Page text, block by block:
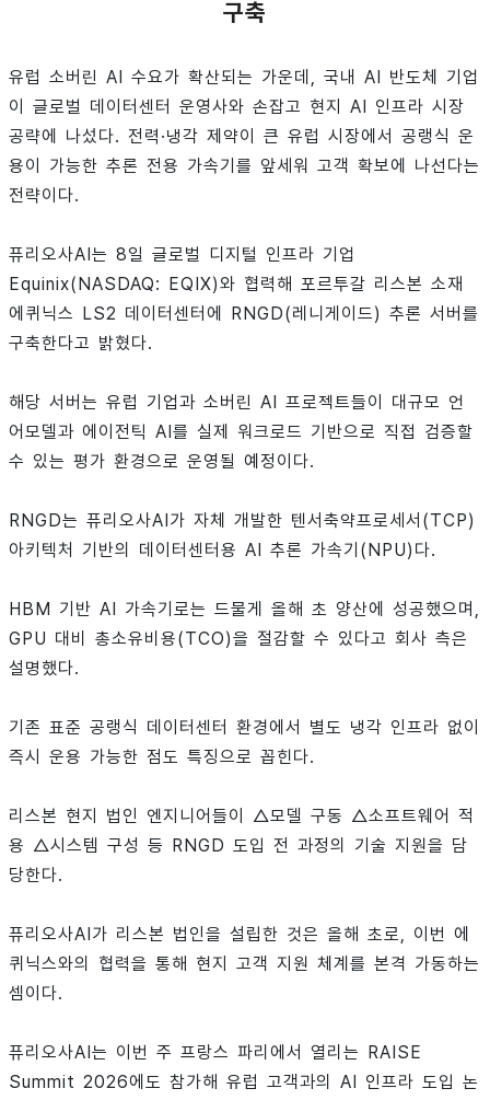
구축
유럽 소버린 AI 수요가 확산되는 가운데, 국내 AI 반도체 기업
이 글로벌 데이터센터 운영사와 손잡고 현지 AI 인프라 시장
공략에 나섰다. 전력·냉각 제약이 큰 유럽 시장에서 공랭식 운
용이 가능한 추론 전용 가속기를 앞세워 고객 확보에 나선다는
전략이다.
퓨리오사AI는 8일 글로벌 디지털 인프라 기업
Equinix(NASDAQ: EQIX)와 협력해 포르투갈 리스본 소재
에퀴닉스 LS2 데이터센터에 RNGD(레니게이드) 추론 서버를
구축한다고 밝혔다.
해당 서버는 유럽 기업과 소버린 AI 프로젝트들이 대규모 언
어모델과 에이전틱 AI를 실제 워크로드 기반으로 직접 검증할
수 있는 평가 환경으로 운영될 예정이다.
RNGD는 퓨리오사AI가 자체 개발한 텐서축약프로세서(TCP)
아키텍처 기반의 데이터센터용 AI 추론 가속기(NPU)다.
HBM 기반 AI 가속기로는 드물게 올해 초 양산에 성공했으며,
GPU 대비 총소유비용(TCO)을 절감할 수 있다고 회사 측은
설명했다.
기존 표준 공랭식 데이터센터 환경에서 별도 냉각 인프라 없이
즉시 운용 가능한 점도 특징으로 꼽힌다.
리스본 현지 법인 엔지니어들이 △모델 구동 △소프트웨어 적
용 △시스템 구성 등 RNGD 도입 전 과정의 기술 지원을 담
당한다.
퓨리오사AI가 리스본 법인을 설립한 것은 올해 초로, 이번 에
퀴닉스와의 협력을 통해 현지 고객 지원 체계를 본격 가동하는
셈이다.
퓨리오사AI는 이번 주 프랑스 파리에서 열리는 RAISE
Summit 2026에도 참가해 유럽 고객과의 AI 인프라 도입 논